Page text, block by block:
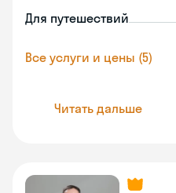
Для путешествий
Все услуги и цены (5)
Читать дальше